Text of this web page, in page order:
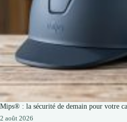
Mips® : la sécurité de demain pour votre
2 août 2026